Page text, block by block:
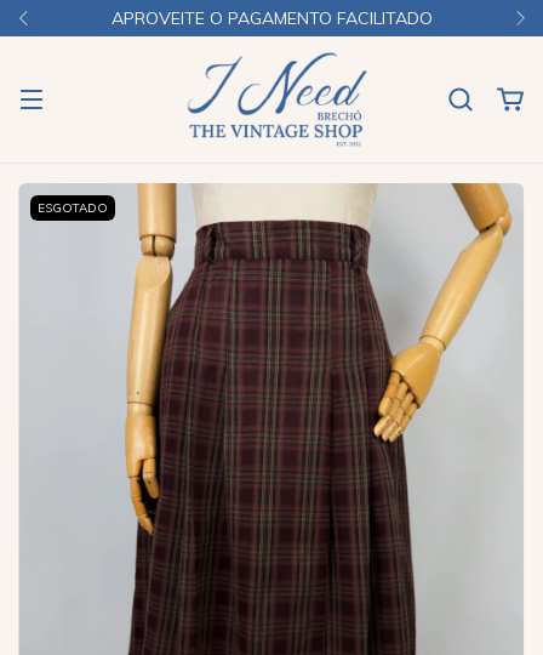
APROVEITE O PAGAMENTO FACILITADO
ESGOTADO